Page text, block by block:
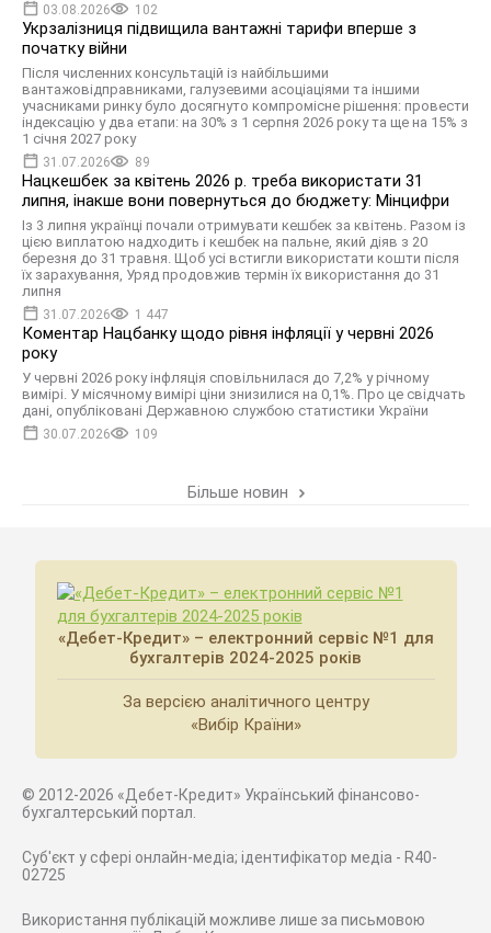
03.08.2026 102
Укрзалізниця підвищила вантажні тарифи вперше з
початку війни
Після численних консультацій із найбільшими
вантажовідправниками, галузевими асоціаціями та іншими
учасниками ринку було досягнуто компромісне рішення: провести
індексацію у два етапи: на 30% з 1 серпня 2026 року та ще на 15% з
1 січня 2027 року
31.07.2026 89
Нацкешбек за квітень 2026 р. треба використати 31
липня, інакше вони повернуться до бюджету: Мінцифри
Із 3 липня українці почали отримувати кешбек за квітень. Разом із
цією виплатою надходить і кешбек на пальне, який діяв з 20
березня до 31 травня. Щоб усі встигли використати кошти після
їх зарахування, Уряд продовжив термін їх використання до 31
липня
31.07.2026 1 447
Коментар Нацбанку щодо рівня інфляції у червні 2026
року
У червні 2026 року інфляція сповільнилася до 7,2% у річному
вимірі. У місячному вимірі ціни знизилися на 0,1%. Про це свідчать
дані, опубліковані Державною службою статистики України
30.07.2026 109
Більше новин
«Дебет-Кредит» – електронний сервіс №1 для
бухгалтерів 2024-2025 років
За версією аналітичного центру
«Вибір Країни»
© 2012-2026 «Дебет-Кредит» Український фінансово-
бухгалтерський портал.
Суб'єкт у сфері онлайн-медіа; ідентифікатор медіа - R40-
02725
Використання публікацій можливе лише за письмовою